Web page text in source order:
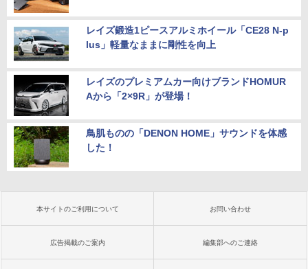
レイズ鍛造1ピースアルミホイール「CE28 N-p
lus」軽量なままに剛性を向上
レイズのプレミアムカー向けブランドHOMUR
Aから「2×9R」が登場！
鳥肌ものの「DENON HOME」サウンドを体感
した！
本サイトのご利用について お問い合わせ
広告掲載のご案内 編集部へのご連絡